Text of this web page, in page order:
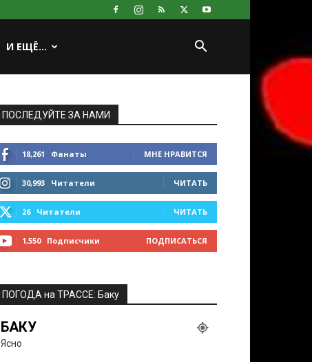
И ЕЩЁ…
ПОСЛЕДУЙТЕ ЗА НАМИ
18,261 Фанаты МНЕ НРАВИТСЯ
30,993 Читатели ЧИТАТЬ
26 Читатели ЧИТАТЬ
1,550 Подписчики ПОДПИСАТЬСЯ
ПОГОДА на ТРАССЕ: Баку
БАКУ
Ясно